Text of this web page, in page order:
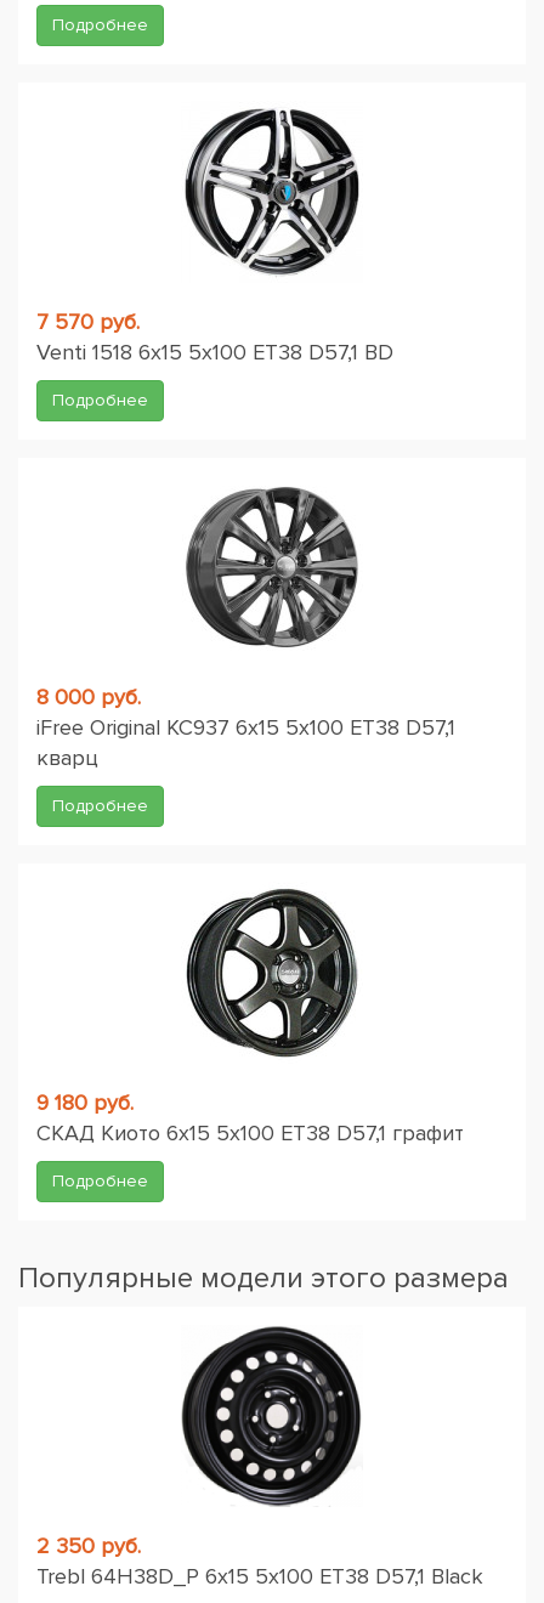
Подробнее
7 570 руб.
Venti 1518 6x15 5x100 ET38 D57,1 BD
Подробнее
8 000 руб.
iFree Original КС937 6x15 5x100 ET38 D57,1
кварц
Подробнее
9 180 руб.
СКАД Киото 6x15 5x100 ET38 D57,1 графит
Подробнее
Популярные модели этого размера
2 350 руб.
Trebl 64H38D_P 6x15 5x100 ET38 D57,1 Black